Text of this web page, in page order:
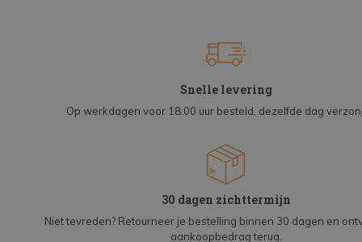
Snelle levering
Op werkdagen voor 18:00 uur besteld, dezelfde dag
30 dagen zichttermijn
Niet tevreden? Retourneer je bestelling binnen 30 dagen en
aankoopbedrag terug.